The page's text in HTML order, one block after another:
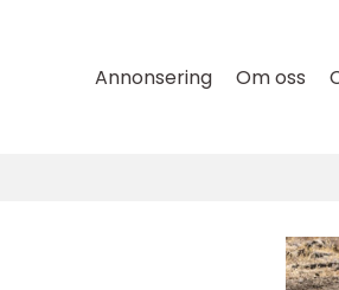
Annonsering Om oss